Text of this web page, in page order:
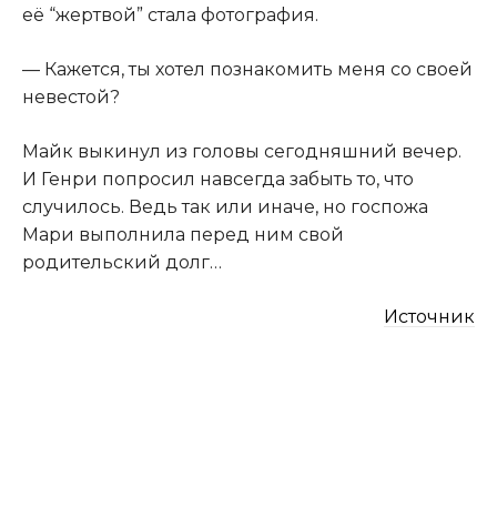
её “жертвой” стала фотография.
— Кажется, ты хотел познакомить меня со своей
невестой?
Майк выкинул из головы сегодняшний вечер.
И Генри попросил навсегда забыть то, что
случилось. Ведь так или иначе, но госпожа
Мари выполнила перед ним свой
родительский долг…
Источник